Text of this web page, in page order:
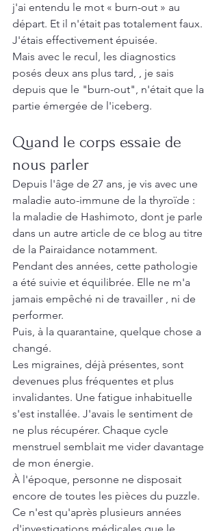
j'ai entendu le mot « burn-out » au
départ. Et il n'était pas totalement faux.
J'étais effectivement épuisée.
Mais avec le recul, les diagnostics
posés deux ans plus tard, , je sais
depuis que le "burn-out", n'était que la
partie émergée de l'iceberg.
Quand le corps essaie de
nous parler
Depuis l'âge de 27 ans, je vis avec une
maladie auto-immune de la thyroïde :
la maladie de Hashimoto, dont je parle
dans un autre article de ce blog au titre
de la Pairaidance notamment.
Pendant des années, cette pathologie
a été suivie et équilibrée. Elle ne m'a
jamais empêché ni de travailler , ni de
performer.
Puis, à la quarantaine, quelque chose a
changé.
Les migraines, déjà présentes, sont
devenues plus fréquentes et plus
invalidantes. Une fatigue inhabituelle
s'est installée. J'avais le sentiment de
ne plus récupérer. Chaque cycle
menstruel semblait me vider davantage
de mon énergie.
À l'époque, personne ne disposait
encore de toutes les pièces du puzzle.
Ce n'est qu'après plusieurs années